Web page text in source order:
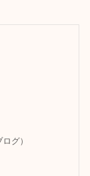
グ）